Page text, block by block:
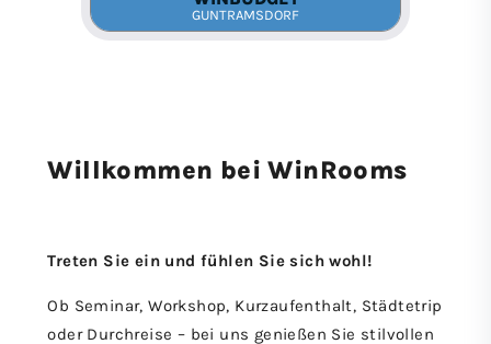
Willkommen bei WinRooms
Treten Sie ein und fühlen Sie sich wohl!
Ob Seminar, Workshop, Kurzaufenthalt, Städtetrip
oder Durchreise – bei uns genießen Sie stilvollen